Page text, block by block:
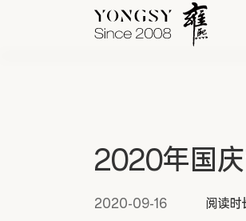
新能源案例
我们的业务
2020年国
2020-09-16 阅读时